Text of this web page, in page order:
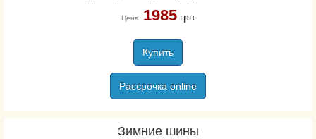
Цена: 1985грн
Купить
Рассрочка online
Зимние шины